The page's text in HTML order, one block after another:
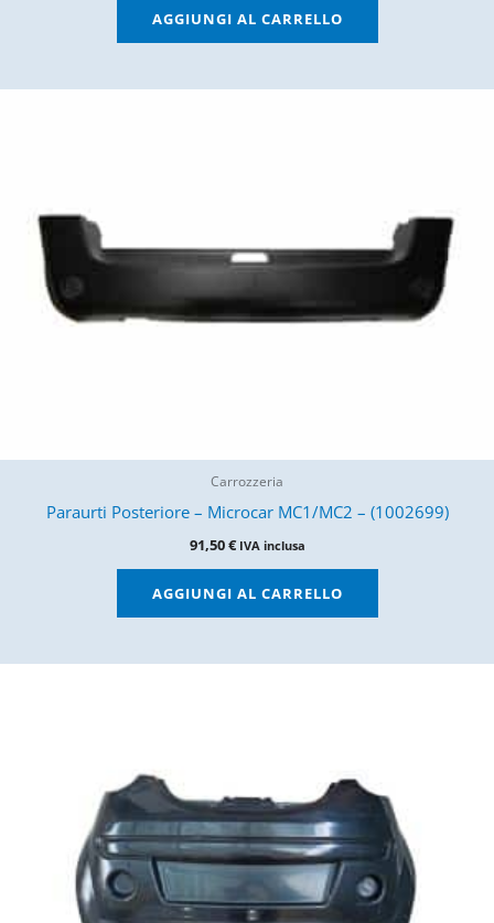
AGGIUNGI AL CARRELLO
Carrozzeria
Paraurti Posteriore – Microcar MC1/MC2 – (1002699)
91,50€ IVA inclusa
AGGIUNGI AL CARRELLO